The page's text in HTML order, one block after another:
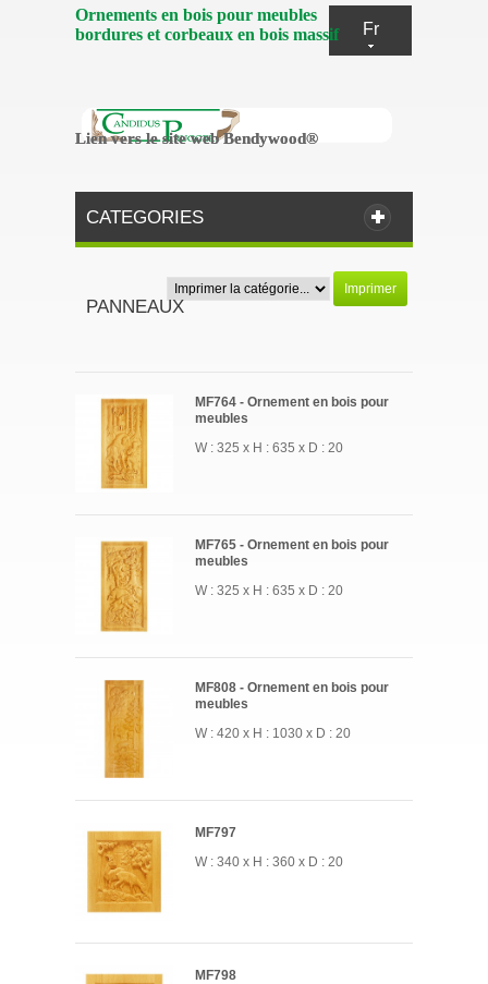
Fr
Ornements en bois pour meubles
bordures et corbeaux en bois massif
Lien vers le site web Bendywood®
Lien vers le site web Bendywood®
CATEGORIES
Imprimer
PANNEAUX
MF764 - Ornement en bois pour
meubles
W : 325 x H : 635 x D : 20
MF765 - Ornement en bois pour
meubles
W : 325 x H : 635 x D : 20
MF808 - Ornement en bois pour
meubles
W : 420 x H : 1030 x D : 20
MF797
W : 340 x H : 360 x D : 20
MF798